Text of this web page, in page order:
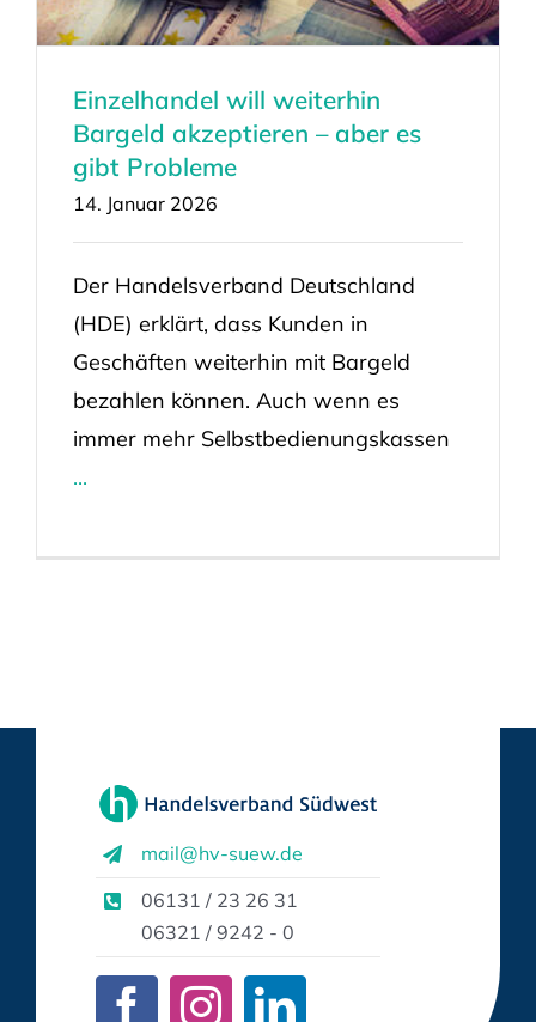
Einzelhandel will weiterhin
Bargeld akzeptieren – aber es
gibt Probleme
14. Januar 2026
Der Handelsverband Deutschland
(HDE) erklärt, dass Kunden in
Geschäften weiterhin mit Bargeld
bezahlen können. Auch wenn es
immer mehr Selbstbedienungskassen
...
mail@hv-suew.de
06131 / 23 26 31
06321 / 9242 - 0